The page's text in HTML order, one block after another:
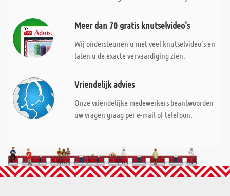
Meer dan 70 gratis knutselvideo's
Wij ondersteunen u met veel knutselvideo's en
laten u de exacte vervaardiging zien.
Vriendelijk advies
Onze vriendelijke medewerkers beantwoorden
uw vragen graag per e-mail of telefoon.